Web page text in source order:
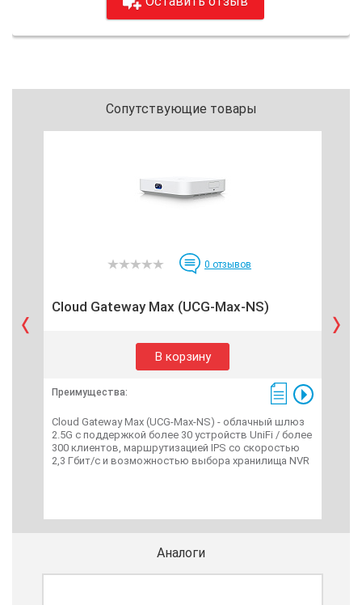
Сопутствующие товары
0 отзывов
Cloud Gateway Max (UCG-Max-NS)
В корзину
Преимущества:
Cloud Gateway Max (UCG-Max-NS) - облачный шлюз
2.5G с поддержкой более 30 устройств UniFi / более
300 клиентов, маршрутизацией IPS со скоростью
2,3 Гбит/с и возможностью выбора хранилища NVR
Аналоги